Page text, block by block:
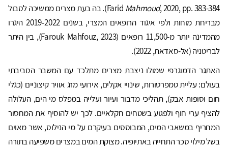
Farid Mahmoud
, 2020, pp. 383-384). בה בעת מצרים ממשיכה לסבול
מבריחת מוחות ולפי איגוד הרופאים המצרי, בשנים 2022‑2019 היגרו
מהמדינה יותר מ-11,500 רופאים (Farouk Mahfouz, 2023), בין היתר
לבריטניה (אל-סאדאת, 2022).
האתגר הדמוגרפי שמולו ניצבת מצרים מתלכד עם המשבר הסביבתי
בעולם: עליית טמפרטורות, שינויי אקלים, אירועי מזג אוויר קיצוניים (כגלי
חום וסופות אבק), תהליכי מדבור ועיור ועלייה במפלס מי הים, העלולה
להציף ערי חוף ולפגוע בשטחים חקלאיים. לכך יש להוסיף את המחסור
המחריף במשאבי המים, המבוססים בעיקרם על מי הנילוס, אשר מאוים
בשל מילוי סכר התחייה באתיופיה. מצוקת המים במצרים משפיעה בתורה